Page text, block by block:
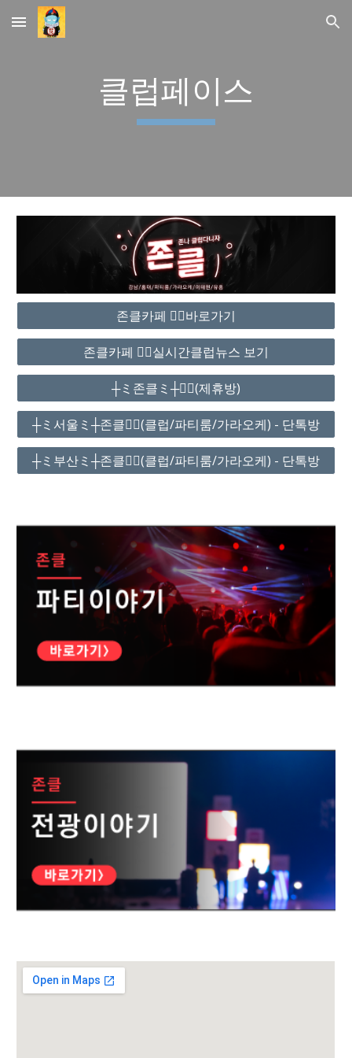
Skip to main content Skip to navigation
클럽페이스
존클카페 ❤️‍🔥바로가기
존클카페 ❤️‍🔥실시간클럽뉴스 보기
┼ミ존클ミ┼❤️‍🔥(제휴방)
┼ミ서울ミ┼존클❤️‍🔥(클럽/파티룸/가라오케) - 단톡방
┼ミ부산ミ┼존클❤️‍🔥(클럽/파티룸/가라오케) - 단톡방